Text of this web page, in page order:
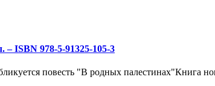
ISBN 978-5-91325-105-3
повесть "В родных палестинах"Книга